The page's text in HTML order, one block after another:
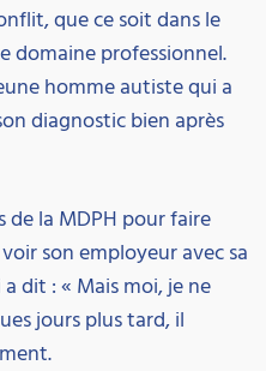
que ce soit dans le
domaine professionnel.
homme autiste qui a
diagnostic bien après
de la MDPH pour faire
son employeur avec sa
dit : « Mais moi, je ne
jours plus tard, il